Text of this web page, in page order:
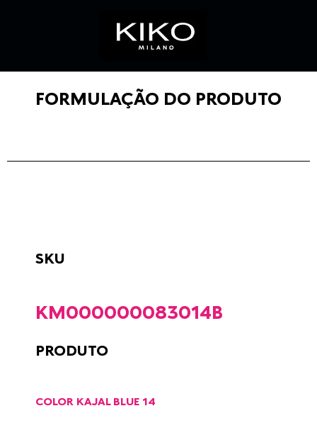
FORMULAÇÃO DO PRODUTO
SKU
KM000000083014B
PRODUTO
COLOR KAJAL BLUE 14